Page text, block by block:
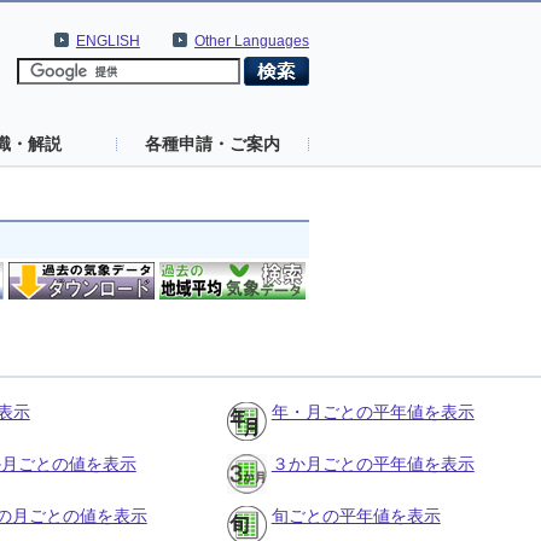
Other Languages
ENGLISH
・解説 各種申請・ご案内
示 年・月ごとの平年値を表示
ごとの値を表示 ３か月ごとの平年値を表示
月ごとの値を表示 旬ごとの平年値を表示